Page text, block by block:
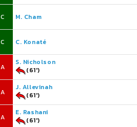
C M. Cham
C C. Konaté
A
S. Nicholson
(61')
A
J. Allevinah
(61')
A
E. Rashani
(61')